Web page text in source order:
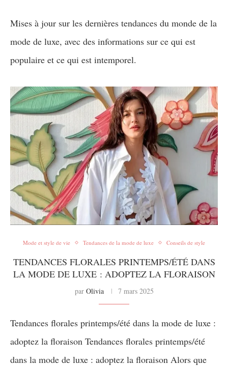
Mises à jour sur les dernières tendances du monde de la
mode de luxe, avec des informations sur ce qui est
populaire et ce qui est intemporel.
Mode et style de vie Tendances de la mode de luxe Conseils de style
TENDANCES FLORALES PRINTEMPS/ÉTÉ DANS
LA MODE DE LUXE : ADOPTEZ LA FLORAISON
par Olivia 7 mars 2025
Tendances florales printemps/été dans la mode de luxe :
adoptez la floraison Tendances florales printemps/été
dans la mode de luxe : adoptez la floraison Alors que